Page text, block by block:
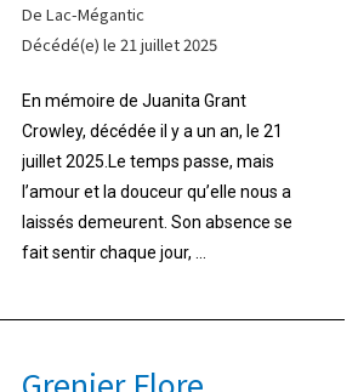
De Lac-Mégantic
Décédé(e) le 21 juillet 2025
En mémoire de Juanita Grant
Crowley, décédée il y a un an, le 21
juillet 2025.Le temps passe, mais
l’amour et la douceur qu’elle nous a
laissés demeurent. Son absence se
fait sentir chaque jour, ...
Grenier Flore